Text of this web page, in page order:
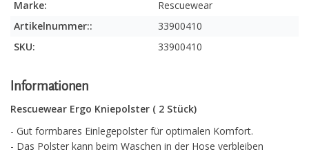
Marke:
Rescuewear
Artikelnummer::
33900410
SKU:
33900410
Informationen
Rescuewear Ergo Kniepolster ( 2 Stück)
- Gut formbares Einlegepolster für optimalen Komfort.
- Das Polster kann beim Waschen in der Hose verbleiben